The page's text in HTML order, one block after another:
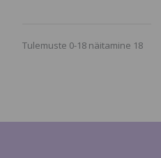
Tulemuste 0-18 näitamine 18